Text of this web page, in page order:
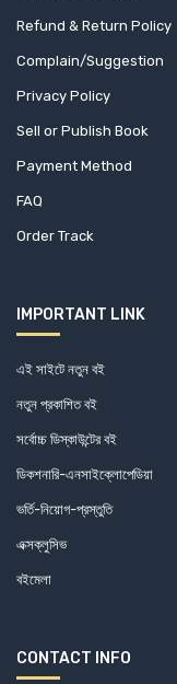
Refund & Return Policy
Complain/Suggestion
Privacy Policy
Sell or Publish Book
Payment Method
FAQ
Order Track
IMPORTANT LINK
এই সাইটে নতুন বই
নতুন প্রকাশিত বই
সর্বোচ্চ ডিস্কাউন্টের বই
ডিকশনারি-এনসাইক্লোপেডিয়া
ভর্তি-নিয়োগ-প্রস্তুতি
এক্সক্লুসিভ
বইমেলা
CONTACT INFO